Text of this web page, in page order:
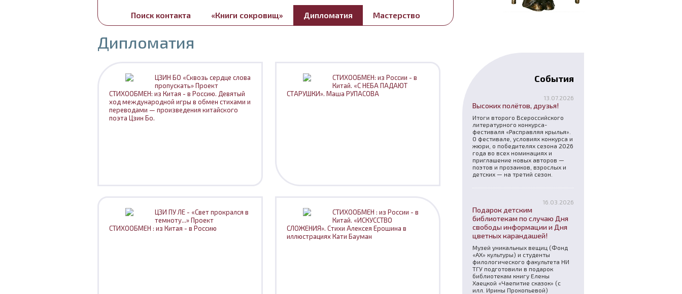
Поиск контакта «Книги сокровищ» Дипломатия Мастерство
Дипломатия
ЦЗИН БО «Сквозь сердце слова
пропускать» Проект
СТИХООБМЕН: из Китая - в Россию. Девятый
ход международной игры в обмен стихами и
переводами — произведения китайского
поэта Цзин Бо.
СТИХООБМЕН: из России - в
Китай. «С НЕБА ПАДАЮТ
СТАРУШКИ». Маша РУПАСОВА
ЦЗИ ПУ ЛЕ - «Свет прокрался в
темноту...» Проект
СТИХООБМЕН : из Китая - в Россию
СТИХООБМЕН : из России - в
Китай. «ИСКУССТВО
СЛОЖЕНИЯ». Стихи Алексея Ерошина в
иллюстрациях Кати Бауман
События
13.07.2026
Высоких полётов, друзья!
Итоги второго Всероссийского
литературного конкурса-
фестиваля «Расправляя крылья».
О фестивале, условиях конкурса и
жюри, о победителях сезона 2026
года во всех номинациях и
приглашение новых авторов —
поэтов и прозаиков, взрослых и
детских — на третий сезон.
16.03.2026
Подарок детским
библиотекам по случаю Дня
свободы информации и Дня
цветных карандашей!
Музей уникальных вещиц (Фонд
«АХ» культуры) и студенты
филологического факультета НИ
ТГУ подготовили в подарок
библиотекам книгу Елены
Хаецкой «Чаепитие сказок» (с
илл. Ирины Прокопьевой)